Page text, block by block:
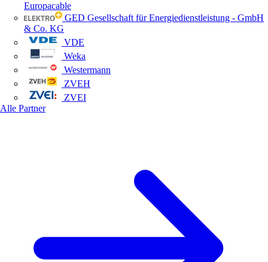
Europacable
GED Gesellschaft für Energiedienstleistung - GmbH
& Co. KG
VDE
Weka
Westermann
ZVEH
ZVEI
Alle Partner